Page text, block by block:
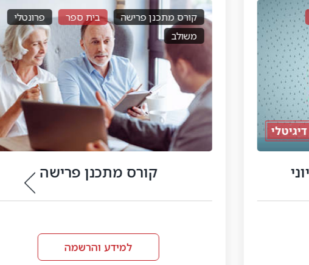
קורס מתכנן פרישה בית ספר
פרונטלי
משולב
קורס מתכנן פרישה
למידע והרשמה